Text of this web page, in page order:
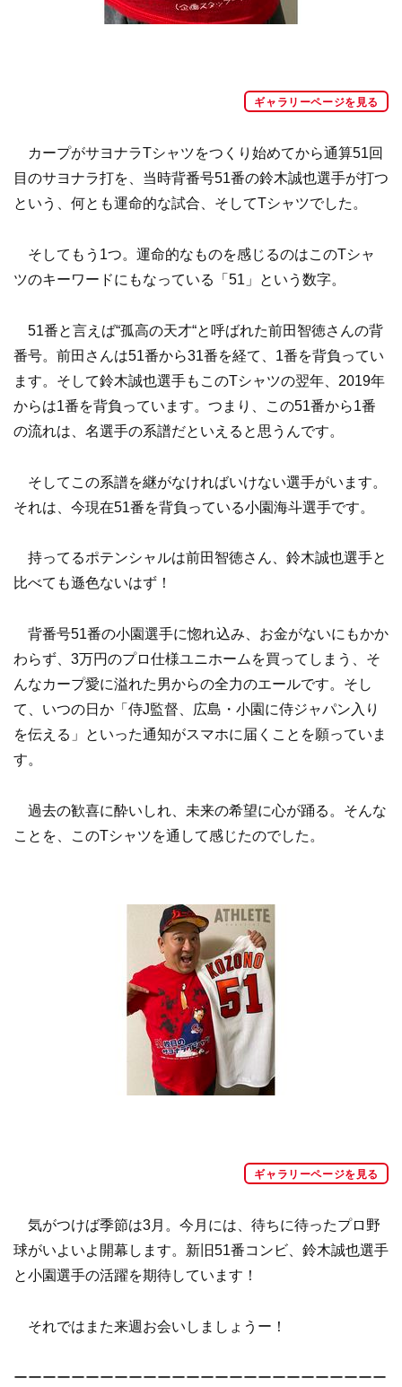
ギャラリーページを見る
カープがサヨナラTシャツをつくり始めてから通算51回
目のサヨナラ打を、当時背番号51番の鈴木誠也選手が打つ
という、何とも運命的な試合、そしてTシャツでした。
そしてもう1つ。運命的なものを感じるのはこのTシャ
ツのキーワードにもなっている「51」という数字。
51番と言えば“孤高の天才“と呼ばれた前田智徳さんの背
番号。前田さんは51番から31番を経て、1番を背負ってい
ます。そして鈴木誠也選手もこのTシャツの翌年、2019年
からは1番を背負っています。つまり、この51番から1番
の流れは、名選手の系譜だといえると思うんです。
そしてこの系譜を継がなければいけない選手がいます。
それは、今現在51番を背負っている小園海斗選手です。
持ってるポテンシャルは前田智徳さん、鈴木誠也選手と
比べても遜色ないはず！
背番号51番の小園選手に惚れ込み、お金がないにもかか
わらず、3万円のプロ仕様ユニホームを買ってしまう、そ
んなカープ愛に溢れた男からの全力のエールです。そし
て、いつの日か「侍J監督、広島・小園に侍ジャパン入り
を伝える」といった通知がスマホに届くことを願っていま
す。
過去の歓喜に酔いしれ、未来の希望に心が踊る。そんな
ことを、このTシャツを通して感じたのでした。
ギャラリーページを見る
気がつけば季節は3月。今月には、待ちに待ったプロ野
球がいよいよ開幕します。新旧51番コンビ、鈴木誠也選手
と小園選手の活躍を期待しています！
それではまた来週お会いしましょうー！
ーーーーーーーーーーーーーーーーーーーーーーーーーー